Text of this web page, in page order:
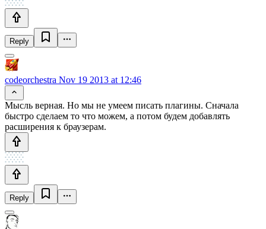
Reply
codeorchestra Nov 19 2013 at 12:46
Мысль верная. Но мы не умеем писать плагины. Сначала
быстро сделаем то что можем, а потом будем добавлять
расширения к браузерам.
Reply